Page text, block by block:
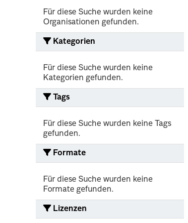
Für diese Suche wurden keine
Organisationen gefunden.
Kategorien
Für diese Suche wurden keine
Kategorien gefunden.
Tags
Für diese Suche wurden keine Tags
gefunden.
Formate
Für diese Suche wurden keine
Formate gefunden.
Lizenzen